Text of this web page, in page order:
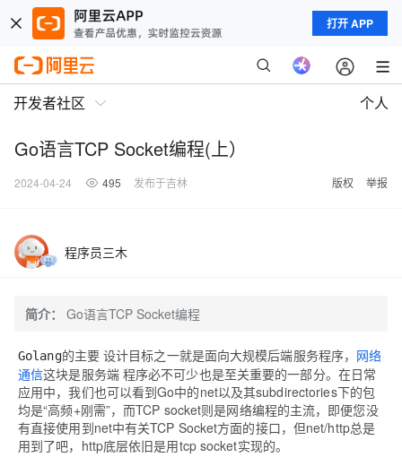
打开 APP
开发者社区 个人
Go语言TCP Socket编程(上）
2024-04-24 495 发布于吉林 版权 举报
程序员三木
简介： Go语言TCP Socket编程
Golang的主要 设计目标之一就是面向大规模后端服务程序， 网络
通信这块是服务端 程序必不可少也是至关重要的一部分。在日常
应用中，我们也可以看到Go中的net以及其subdirectories下的包
均是“高频+刚需”，而TCP socket则是网络编程的主流，即便您没
有直接使用到net中有关TCP Socket方面的接口，但net/http总是
用到了吧，http底层依旧是用tcp socket实现的。